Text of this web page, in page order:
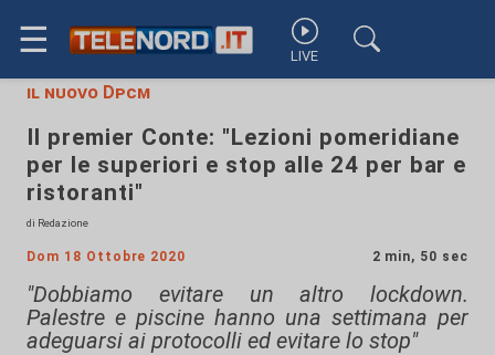
☰ LIVE
il nuovo Dpcm
Il premier Conte: "Lezioni pomeridiane
per le superiori e stop alle 24 per bar e
ristoranti"
di Redazione
Dom 18 Ottobre 2020 2 min, 50 sec
"Dobbiamo evitare un altro lockdown.
Palestre e piscine hanno una settimana per
adeguarsi ai protocolli ed evitare lo stop"